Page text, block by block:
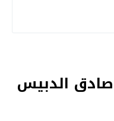
الدبيس